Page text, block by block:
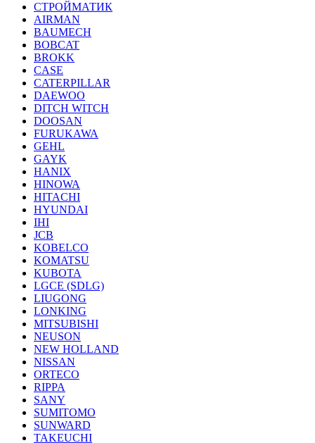
СТРОЙМАТИК
AIRMAN
BAUMECH
BOBCAT
BROKK
CASE
CATERPILLAR
DAEWOO
DITCH WITCH
DOOSAN
FURUKAWA
GEHL
GAYK
HANIX
HINOWA
HITACHI
HYUNDAI
IHI
JCB
KOBELCO
KOMATSU
KUBOTA
LGCE (SDLG)
LIUGONG
LONKING
MITSUBISHI
NEUSON
NEW HOLLAND
NISSAN
ORTECO
RIPPA
SANY
SUMITOMO
SUNWARD
TAKEUCHI